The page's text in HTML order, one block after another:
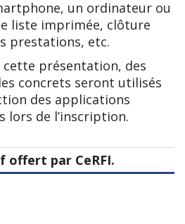
un ordinateur ou
liste imprimée, clôture
prestations, etc.
cette présentation, des
concrets seront utilisés
des applications
lors de l’inscription.
offert par CeRFI.